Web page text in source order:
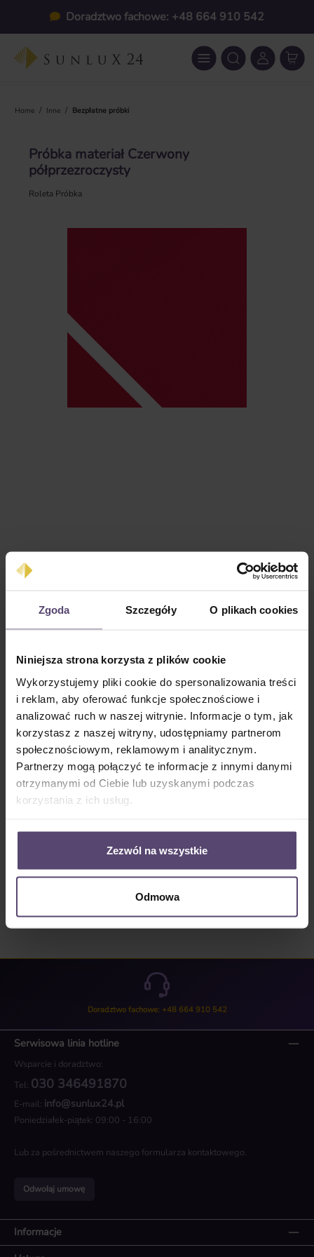
Zgoda Szczegóły O plikach cookies
Niniejsza strona korzysta z plików cookie
Wykorzystujemy pliki cookie do spersonalizowania treści
i reklam, aby oferować funkcje społecznościowe i
analizować ruch w naszej witrynie. Informacje o tym, jak
korzystasz z naszej witryny, udostępniamy partnerom
społecznościowym, reklamowym i analitycznym.
Partnerzy mogą połączyć te informacje z innymi danymi
otrzymanymi od Ciebie lub uzyskanymi podczas
korzystania z ich usług.
Zezwól na wszystkie
Odmowa
Przejdź do głównej zawartościDoradztwo fachowe: +48 664 910 542
Home / Inne / Bezpłatne próbki
Próbka materiał Czerwony
półprzezroczysty
Roleta Próbka
Dostępny, czas dostawy: 2-5 Tage
Ilość produktu: Wprowadź żądaną ilość lub użyj przycisków, aby zwiększyć lub
Do koszyka
Numer produktu:MU_R_2754_PG0
Opis
Informacje o tkaninie 2754:30% refleksji (światło jest odbijane
od tkaniny)57% absorpcji (światło jest pochłaniane przez tka…
Doradztwo fachowe: +48 664 910 542
Serwisowa linia hotline
Wsparcie i doradztwo:
Tel: 030 346491870
E-mail: info@sunlux24.pl
Poniedziałek-piątek: 09:00 - 16:00
Lub za pośrednictwem naszego formularza kontaktowego.
Odwołaj umowę
Informacje